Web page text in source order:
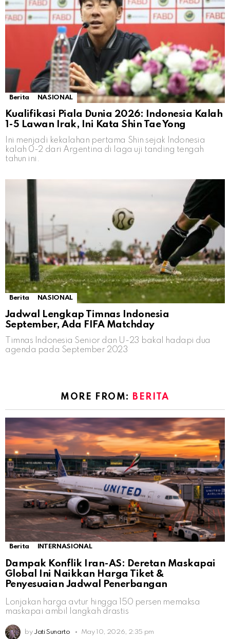
Berita NASIONAL
Kualifikasi Piala Dunia 2026: Indonesia Kalah
1-5 Lawan Irak, Ini Kata Shin Tae Yong
Ini menjadi kekalahan pertama Shin sejak Indonesia
kalah 0-2 dari Argentina di laga uji tanding tengah
tahun ini.
Berita NASIONAL
Jadwal Lengkap Timnas Indonesia
September, Ada FIFA Matchday
Timnas Indonesia Senior dan U-23 bakal hadapi dua
agenda pada September 2023
MORE FROM: BERITA
Berita INTERNASIONAL
Dampak Konflik Iran-AS: Deretan Maskapai
Global Ini Naikkan Harga Tiket &
Penyesuaian Jadwal Penerbangan
Lonjakan harga avtur hingga 150 persen memaksa
maskapai ambil langkah drastis
by Jati Sunarto May 10, 2026, 2:35 pm